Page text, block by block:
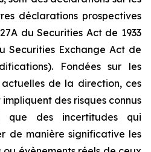
déclarations prospectives
du Securities Act de 1933
Securities Exchange Act de
Fondées sur les
actuelles de la direction, ces
des risques connus
que des incertitudes qui
de manière significative les